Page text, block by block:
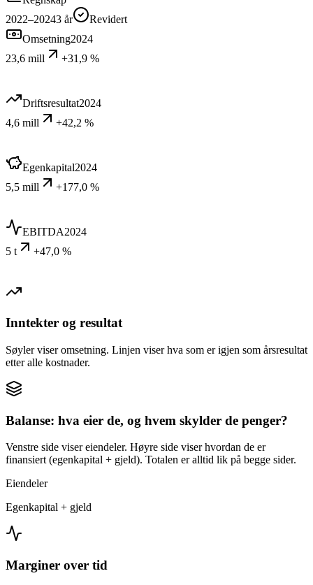
2022–20243 år
Revidert
Omsetning2024
23,6 mill
+31,9 %
Driftsresultat2024
4,6 mill
+42,2 %
Egenkapital2024
5,5 mill
+177,0 %
EBITDA2024
5 t
+47,0 %
Inntekter og resultat
Søyler viser omsetning. Linjen viser hva som er igjen som årsresultat
etter alle kostnader.
Balanse: hva eier de, og hvem skylder de penger?
Venstre side viser eiendeler. Høyre side viser hvordan de er
finansiert (egenkapital + gjeld). Totalen er alltid lik på begge sider.
Eiendeler
Egenkapital + gjeld
Marginer over tid